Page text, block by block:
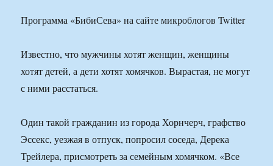
Программа «БибиСева» на сайте микроблогов Twitter
Известно, что мужчины хотят женщин, женщины
хотят детей, а дети хотят хомячков. Вырастая, не могут
с ними расстаться.
Один такой гражданин из города Хорнчерч, графство
Эссекс, уезжая в отпуск, попросил соседа, Дерека
Трейлера, присмотреть за семейным хомячком. «Все